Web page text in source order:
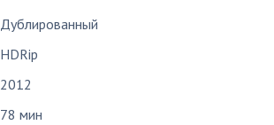
Дублированный
HDRip
2012
78 мин